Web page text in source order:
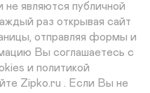
являются публичной
раз открывая сайт
отправляя формы и
Вы соглашаетесь с
и политикой
Zipko.ru . Если Вы не